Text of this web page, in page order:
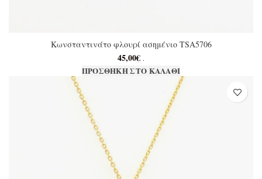
Κωνσταντινάτο φλουρί ασημένιο TSA5706
45,00€ .
ΠΡΟΣΘΉΚΗ ΣΤΟ ΚΑΛΆΘΙ